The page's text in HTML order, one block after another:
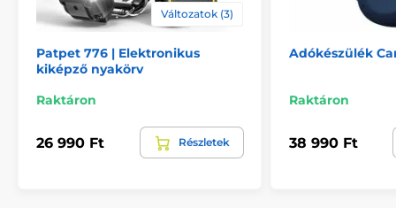
Változatok (3)
Patpet 776 | Elektronikus
kiképző nyakörv
Raktáron
26 990 Ft Részletek
Adókészülék
Raktáron
38 990 Ft